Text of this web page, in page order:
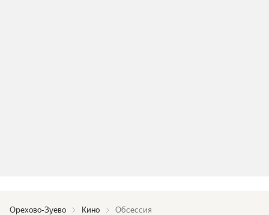
Орехово-Зуево Кино Обсессия